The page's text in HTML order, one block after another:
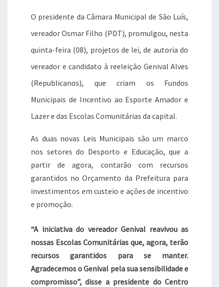
o
k
p
O presidente da Câmara Municipal de São Luís,
vereador Osmar Filho (PDT), promulgou, nesta
quinta-feira (08), projetos de lei, de autoria do
vereador e candidato à reeleição Genival Alves
(Republicanos), que criam os Fundos
Municipais de Incentivo ao Esporte Amador e
Lazer e das Escolas Comunitárias da capital.
As duas novas Leis Municipais são um marco
nos setores do Desporto e Educação, que a
partir de agora, contarão com recursos
garantidos no Orçamento da Prefeitura para
investimentos em custeio e ações de incentivo
e promoção.
“A iniciativa do vereador Genival reavivou as
nossas Escolas Comunitárias que, agora, terão
recursos garantidos para se manter.
Agradecemos o Genival pela sua sensibilidade e
compromisso”, disse a presidente do Centro